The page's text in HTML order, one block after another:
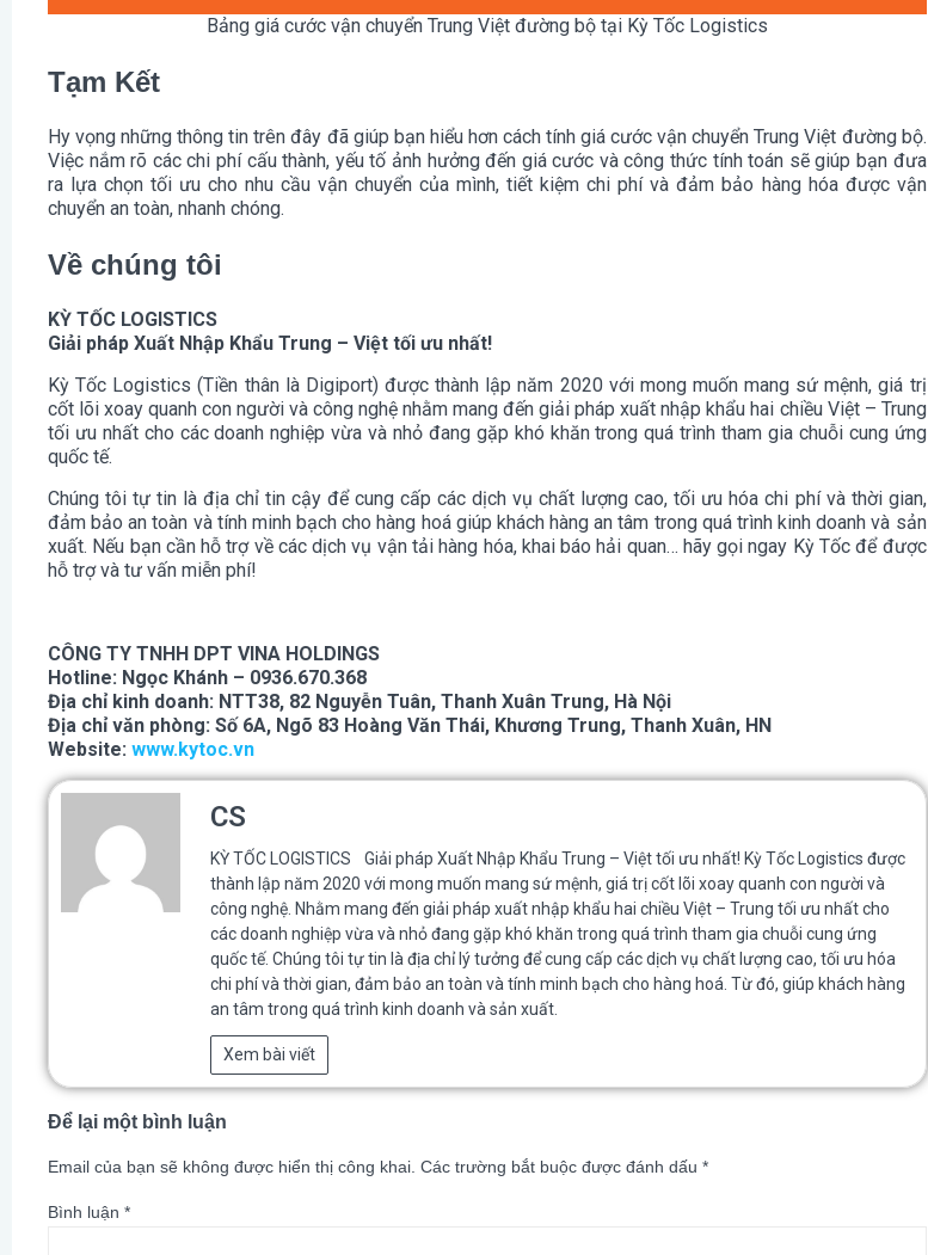
Bảng giá cước vận chuyển Trung Việt đường bộ tại Kỳ Tốc Logistics
Tạm Kết
Hy vọng những thông tin trên đây đã giúp bạn hiểu hơn cách tính giá cước vận chuyển Trung Việt đường bộ.
Việc nắm rõ các chi phí cấu thành, yếu tố ảnh hưởng đến giá cước và công thức tính toán sẽ giúp bạn đưa
ra lựa chọn tối ưu cho nhu cầu vận chuyển của mình, tiết kiệm chi phí và đảm bảo hàng hóa được vận
chuyển an toàn, nhanh chóng.
Về chúng tôi
KỲ TỐC LOGISTICS
Giải pháp Xuất Nhập Khẩu Trung – Việt tối ưu nhất!
Kỳ Tốc Logistics (Tiền thân là Digiport) được thành lập năm 2020 với mong muốn mang sứ mệnh, giá trị
cốt lõi xoay quanh con người và công nghệ nhằm mang đến giải pháp xuất nhập khẩu hai chiều Việt – Trung
tối ưu nhất cho các doanh nghiệp vừa và nhỏ đang gặp khó khăn trong quá trình tham gia chuỗi cung ứng
quốc tế.
Chúng tôi tự tin là địa chỉ tin cậy để cung cấp các dịch vụ chất lượng cao, tối ưu hóa chi phí và thời gian,
đảm bảo an toàn và tính minh bạch cho hàng hoá giúp khách hàng an tâm trong quá trình kinh doanh và sản
xuất. Nếu bạn cần hỗ trợ về các dịch vụ vận tải hàng hóa, khai báo hải quan… hãy gọi ngay Kỳ Tốc để được
hỗ trợ và tư vấn miễn phí!
CÔNG TY TNHH DPT VINA HOLDINGS
Hotline: Ngọc Khánh – 0936.670.368
Địa chỉ kinh doanh: NTT38, 82 Nguyễn Tuân, Thanh Xuân Trung, Hà Nội
Địa chỉ văn phòng: Số 6A, Ngõ 83 Hoàng Văn Thái, Khương Trung, Thanh Xuân, HN
Website: www.kytoc.vn
CS
KỲ TỐC LOGISTICS Giải pháp Xuất Nhập Khẩu Trung – Việt tối ưu nhất! Kỳ Tốc Logistics được
thành lập năm 2020 với mong muốn mang sứ mệnh, giá trị cốt lõi xoay quanh con người và
công nghệ. Nhằm mang đến giải pháp xuất nhập khẩu hai chiều Việt – Trung tối ưu nhất cho
các doanh nghiệp vừa và nhỏ đang gặp khó khăn trong quá trình tham gia chuỗi cung ứng
quốc tế. Chúng tôi tự tin là địa chỉ lý tưởng để cung cấp các dịch vụ chất lượng cao, tối ưu hóa
chi phí và thời gian, đảm bảo an toàn và tính minh bạch cho hàng hoá. Từ đó, giúp khách hàng
an tâm trong quá trình kinh doanh và sản xuất.
Xem bài viết
Để lại một bình luận
Email của bạn sẽ không được hiển thị công khai. Các trường bắt buộc được đánh dấu *
Bình luận *